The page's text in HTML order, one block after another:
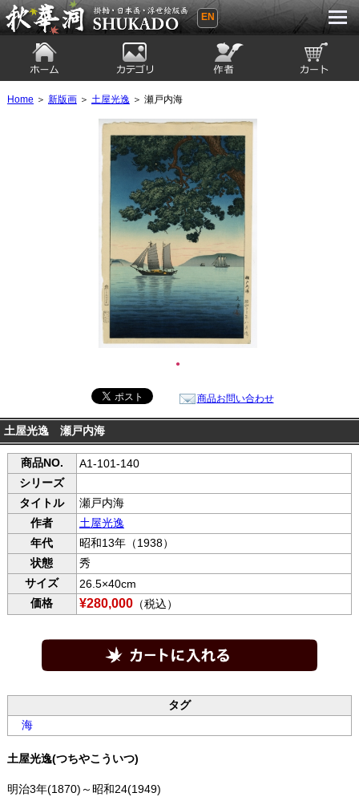
秋華洞 SHUKADO 掛軸・日本画・浮世
EN
Home ＞ 新版画＞ 土屋光逸 ＞ 瀬戸内海
●
商品お問い合わせ
土屋光逸 瀬戸内海
商品NO.
A1-101-140
シリーズ
タイトル
瀬戸内海
作者
土屋光逸
年代
昭和13年（1938）
状態
秀
サイズ
26.5×40cm
価格
¥280,000（税込）
タグ
海
土屋光逸(つちやこういつ)
明治3年(1870)～昭和24(1949)